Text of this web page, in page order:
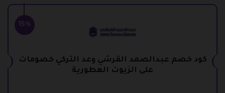
15%
كود خصم عبدالصمد القرشي وعد التركي خصومات
على الزيوت العطورية